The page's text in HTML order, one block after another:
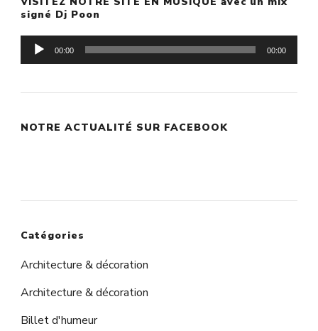
signé Dj Poon
Lecteur
audio
00:00 00:00
NOTRE ACTUALITÉ SUR FACEBOOK
Catégories
Architecture & décoration
Architecture & décoration
Billet d'humeur